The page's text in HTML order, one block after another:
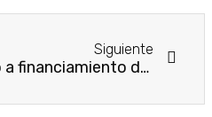
Siguiente
MIC e INCOOP unen fuerzas para optimizar el acceso a financiamiento de las Mipymes